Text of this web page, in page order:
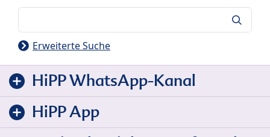
Erweiterte Suche
HiPP WhatsApp-Kanal
HiPP App